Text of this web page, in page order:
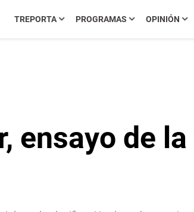
TREPORTA PROGRAMAS OPINIÓN
ensayo de